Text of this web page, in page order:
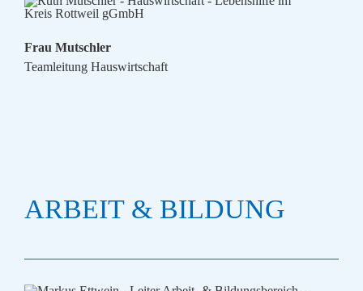
Frau Mutschler
Teamleitung Hauswirtschaft
ARBEIT & BILDUNG